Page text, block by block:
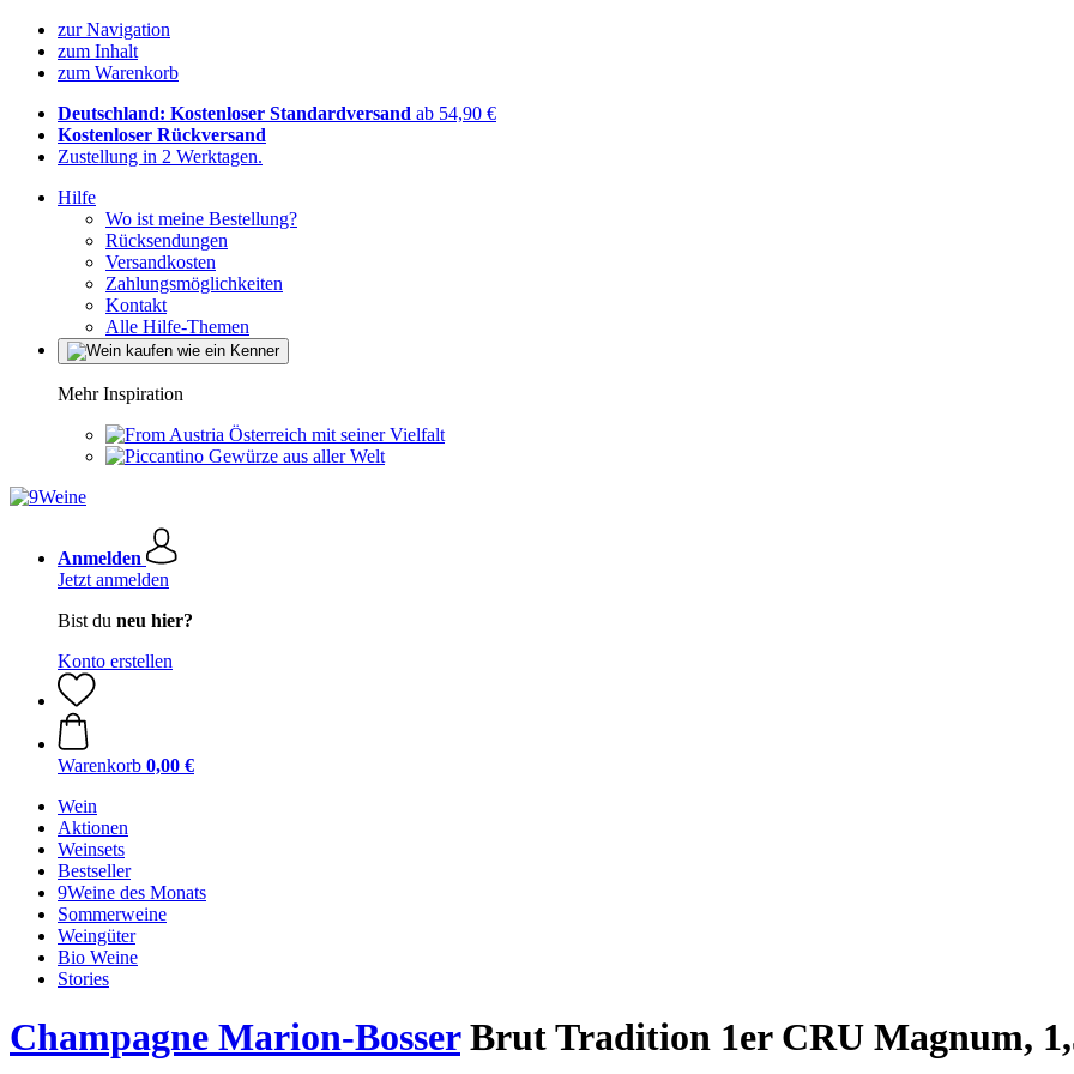
zur Navigation
zum Inhalt
zum Warenkorb
Deutschland: Kostenloser Standardversand ab 54,90 €
Kostenloser Rückversand
Zustellung in 2 Werktagen.
Hilfe
Wo ist meine Bestellung?
Rücksendungen
Versandkosten
Zahlungsmöglichkeiten
Kontakt
Alle Hilfe-Themen
Mehr Inspiration
Österreich mit seiner Vielfalt
Gewürze aus aller Welt
Anmelden
Jetzt anmelden
Bist du neu hier?
Konto erstellen
Warenkorb 0,00 €
Wein
Aktionen
Weinsets
Bestseller
9Weine des Monats
Sommerweine
Weingüter
Bio Weine
Stories
Champagne Marion-BosserBrut Tradition 1er CRU Magnum,